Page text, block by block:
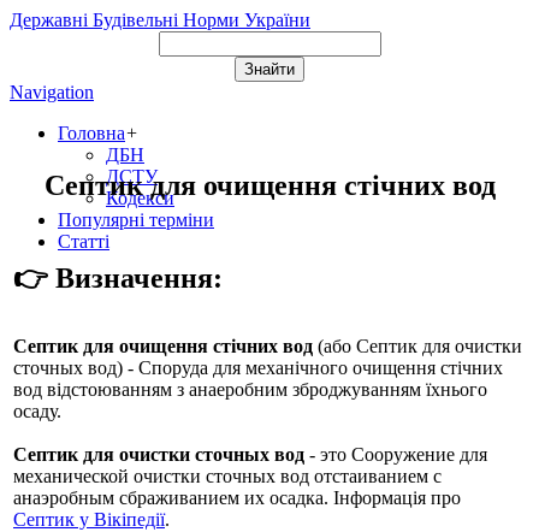
Державні Будівельні Норми України
Navigation
Головна+
ДБН
ДСТУ
Кодекси
Популярні терміни
Статті
Септик для очищення стічних вод
👉 Визначення:
Септик для очищення стічних вод (або Септик для очистки
сточных вод) - Споруда для механічного очищення стічних
вод відстоюванням з анаеробним зброджуванням їхнього
осаду.
Септик для очистки сточных вод - это Сооружение для
механической очистки сточных вод отстаиванием с
анаэробным сбраживанием их осадка. Інформація про
Септик у Вікіпедії.